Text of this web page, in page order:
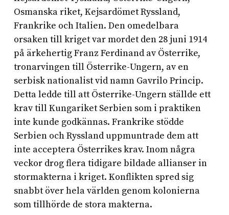
Osmanska riket, Kejsardömet Ryssland,
Frankrike och Italien. Den omedelbara
orsaken till kriget var mordet den 28 juni 1914
på ärkehertig Franz Ferdinand av Österrike,
tronarvingen till Österrike-Ungern, av en
serbisk nationalist vid namn Gavrilo Princip.
Detta ledde till att Österrike-Ungern ställde ett
krav till Kungariket Serbien som i praktiken
inte kunde godkännas. Frankrike stödde
Serbien och Ryssland uppmuntrade dem att
inte acceptera Österrikes krav. Inom några
veckor drog flera tidigare bildade allianser in
stormakterna i kriget. Konflikten spred sig
snabbt över hela världen genom kolonierna
som tillhörde de stora makterna.